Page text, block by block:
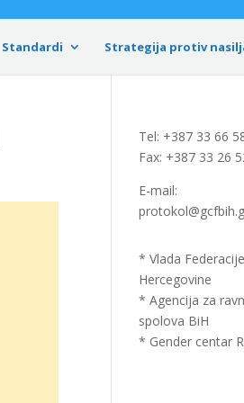
Standardi Strategija protiv
Tel: +387 33 66
Fax: +387 33 26
E-mail:
* Vlada
Hercegovine
* Agencija za
spolova BiH
* Gender centar